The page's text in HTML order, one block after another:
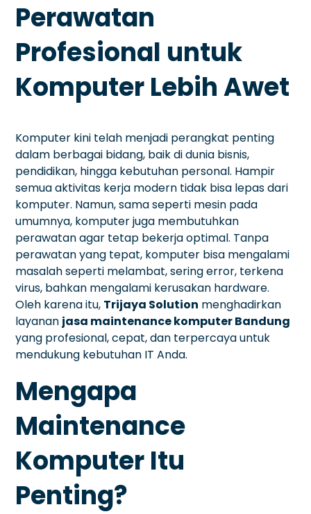
Perawatan
Profesional untuk
Komputer Lebih Awet
Komputer kini telah menjadi perangkat penting
dalam berbagai bidang, baik di dunia bisnis,
pendidikan, hingga kebutuhan personal. Hampir
semua aktivitas kerja modern tidak bisa lepas dari
komputer. Namun, sama seperti mesin pada
umumnya, komputer juga membutuhkan
perawatan agar tetap bekerja optimal. Tanpa
perawatan yang tepat, komputer bisa mengalami
masalah seperti melambat, sering error, terkena
virus, bahkan mengalami kerusakan hardware.
Oleh karena itu, Trijaya Solution menghadirkan
layanan jasa maintenance komputer Bandung
yang profesional, cepat, dan terpercaya untuk
mendukung kebutuhan IT Anda.
Mengapa
Maintenance
Komputer Itu
Penting?